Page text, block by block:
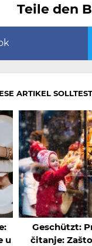
Teile den
ARTIKEL
u
Geschützt:
čitanje: